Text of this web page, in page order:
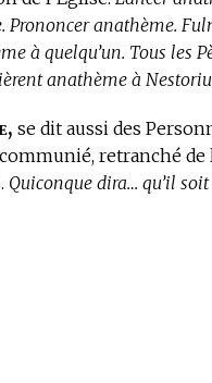
Prononcer anathème.
à quelqu’un. Tous les
anathème à
se dit aussi des
retranché
Quiconque dira… qu’il